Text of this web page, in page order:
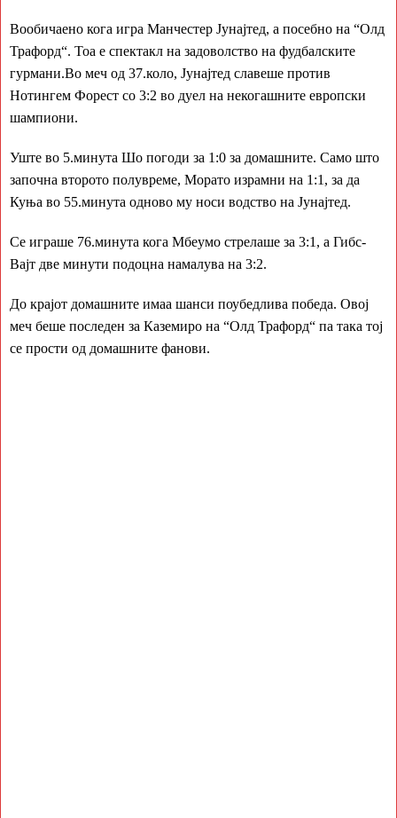
Вообичаено кога игра Манчестер Јунајтед, а посебно на “Олд
Трафорд“. Тоа е спектакл на задоволство на фудбалските
гурмани.Во меч од 37.коло, Јунајтед славеше против
Нотингем Форест со 3:2 во дуел на некогашните европски
шампиони.
Уште во 5.минута Шо погоди за 1:0 за домашните. Само што
започна второто полувреме, Морато израмни на 1:1, за да
Куња во 55.минута одново му носи водство на Јунајтед.
Се играше 76.минута кога Мбеумо стрелаше за 3:1, а Гибс-
Вајт две минути подоцна намалува на 3:2.
До крајот домашните имаа шанси поубедлива победа. Овој
меч беше последен за Каземиро на “Олд Трафорд“ па така тој
се прости од домашните фанови.